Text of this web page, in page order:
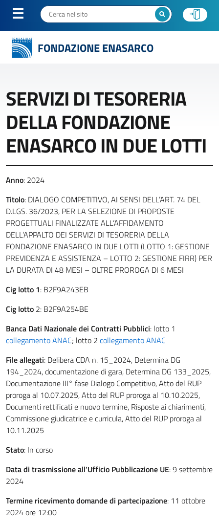
FONDAZIONE ENASARCO
SERVIZI DI TESORERIA
DELLA FONDAZIONE
ENASARCO IN DUE LOTTI
Anno: 2024
Titolo: DIALOGO COMPETITIVO, AI SENSI DELL’ART. 74 DEL
D.LGS. 36/2023, PER LA SELEZIONE DI PROPOSTE
PROGETTUALI FINALIZZATE ALL’AFFIDAMENTO
DELL’APPALTO DEI SERVIZI DI TESORERIA DELLA
FONDAZIONE ENASARCO IN DUE LOTTI (LOTTO 1: GESTIONE
PREVIDENZA E ASSISTENZA – LOTTO 2: GESTIONE FIRR) PER
LA DURATA DI 48 MESI – OLTRE PROROGA DI 6 MESI
Cig lotto 1: B2F9A243EB
Cig lotto 2: B2F9A254BE
Banca Dati Nazionale dei Contratti Pubblici: lotto 1
collegamento ANAC; lotto 2 collegamento ANAC
File allegati: Delibera CDA n. 15_2024, Determina DG
194_2024, documentazione di gara, Determina DG 133_2025,
Documentazione III° fase Dialogo Competitivo, Atto del RUP
proroga al 10.07.2025, Atto del RUP proroga al 10.10.2025,
Documenti rettificati e nuovo termine, Risposte ai chiarimenti,
Commissione giudicatrice e curricula, Atto del RUP proroga al
10.11.2025
Stato: In corso
Data di trasmissione all’Ufficio Pubblicazione UE: 9 settembre
2024
Termine ricevimento domande di partecipazione: 11 ottobre
2024 ore 12:00